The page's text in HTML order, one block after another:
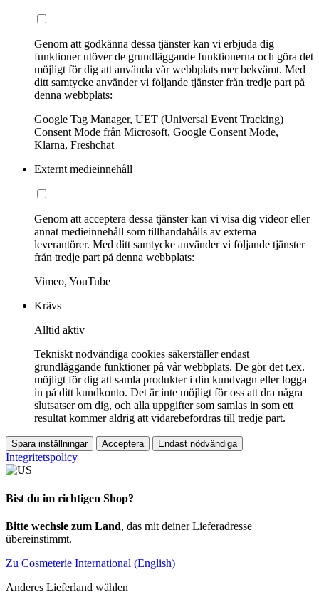
Genom att godkänna dessa tjänster kan vi erbjuda dig
funktioner utöver de grundläggande funktionerna och göra det
möjligt för dig att använda vår webbplats mer bekvämt. Med
ditt samtycke använder vi följande tjänster från tredje part på
denna webbplats:
Google Tag Manager, UET (Universal Event Tracking)
Consent Mode från Microsoft, Google Consent Mode,
Klarna, Freshchat
Externt medieinnehåll
Genom att acceptera dessa tjänster kan vi visa dig videor eller
annat medieinnehåll som tillhandahålls av externa
leverantörer. Med ditt samtycke använder vi följande tjänster
från tredje part på denna webbplats:
Vimeo, YouTube
Krävs
Alltid aktiv
Tekniskt nödvändiga cookies säkerställer endast
grundläggande funktioner på vår webbplats. De gör det t.ex.
möjligt för dig att samla produkter i din kundvagn eller logga
in på ditt kundkonto. Det är inte möjligt för oss att dra några
slutsatser om dig, och alla uppgifter som samlas in som ett
resultat kommer aldrig att vidarebefordras till tredje part.
Spara inställningar Acceptera Endast nödvändiga
Integritetspolicy
Bist du im richtigen Shop?
Bitte wechsle zum Land, das mit deiner Lieferadresse
übereinstimmt.
Zu Cosmeterie International (English)
Anderes Lieferland wählen